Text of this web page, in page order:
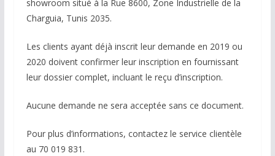
showroom situé à la Rue 8600, Zone Industrielle de la
Charguia, Tunis 2035.
Les clients ayant déjà inscrit leur demande en 2019 ou
2020 doivent confirmer leur inscription en fournissant
leur dossier complet, incluant le reçu d’inscription.
Aucune demande ne sera acceptée sans ce document.
Pour plus d’informations, contactez le service clientèle
au 70 019 831.